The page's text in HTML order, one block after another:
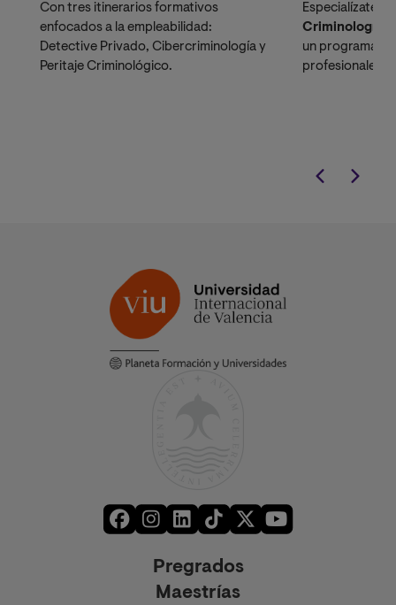
Con tres itinerarios formativos
enfocados a la empleabilidad:
Detective Privado, Cibercriminología y
Peritaje Criminológico.
Especialízate
Criminología
un programa
profesionales
Pregrados
Maestrías